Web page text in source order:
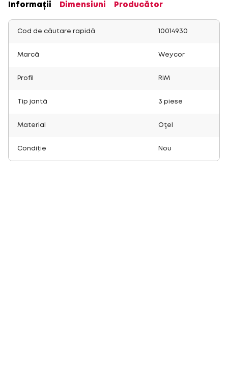
Informații Dimensiuni Producător
Cod de căutare rapidă 10014930
Marcă Weycor
Profil RIM
Tip jantă 3 piese
Material Oţel
Condiție Nou